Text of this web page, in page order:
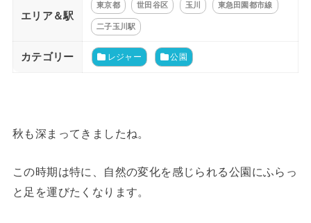
エリア＆駅
東京都 世田谷区 玉川 東急田園都市線
二子玉川駅
カテゴリー レジャー 公園
秋も深まってきましたね。
この時期は特に、自然の変化を感じられる公園にふらっ
と足を運びたくなります。